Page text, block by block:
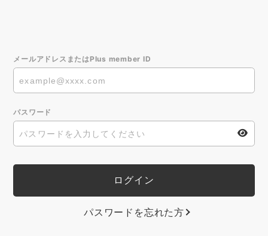
メールアドレスまたはPlus member ID
パスワード
パスワードを忘れた方